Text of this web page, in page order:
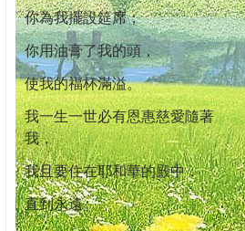
你為我擺設筵席；
你用油膏了我的頭，
使我的福杯滿溢。
我一生一世必有恩惠慈愛隨著
我，
我且要住在耶和華的殿中，
直到永遠。